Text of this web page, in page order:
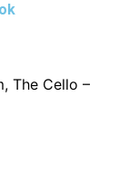
The Cello –